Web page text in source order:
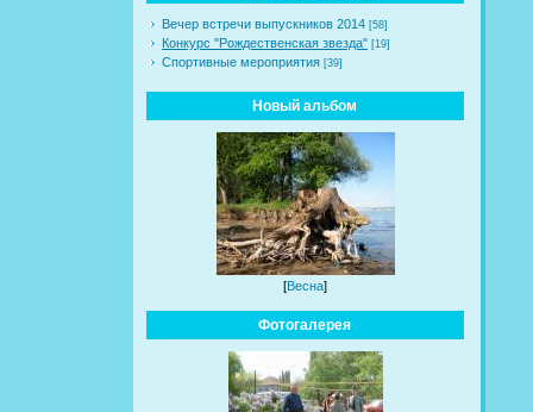
Вечер встречи выпускников 2014 [58]
Конкурс "Рождественская звезда" [19]
Спортивные мероприятия [39]
Новый альбом
[Весна]
Фотогалерея